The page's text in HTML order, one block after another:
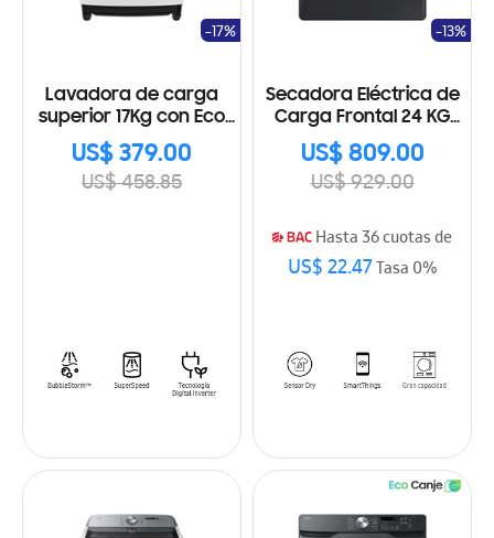
Lavadora de carga
superior 17Kg con Eco
Bubble™
US$ 379.00
US$ 458.85
-17%
Secadora Eléctrica de
Carga Frontal 24 KG
DVE24DG8000VAP
US$ 809.00
US$ 929.00
-13%
Hasta 36 cuotas de
US$ 22.47Tasa 0%